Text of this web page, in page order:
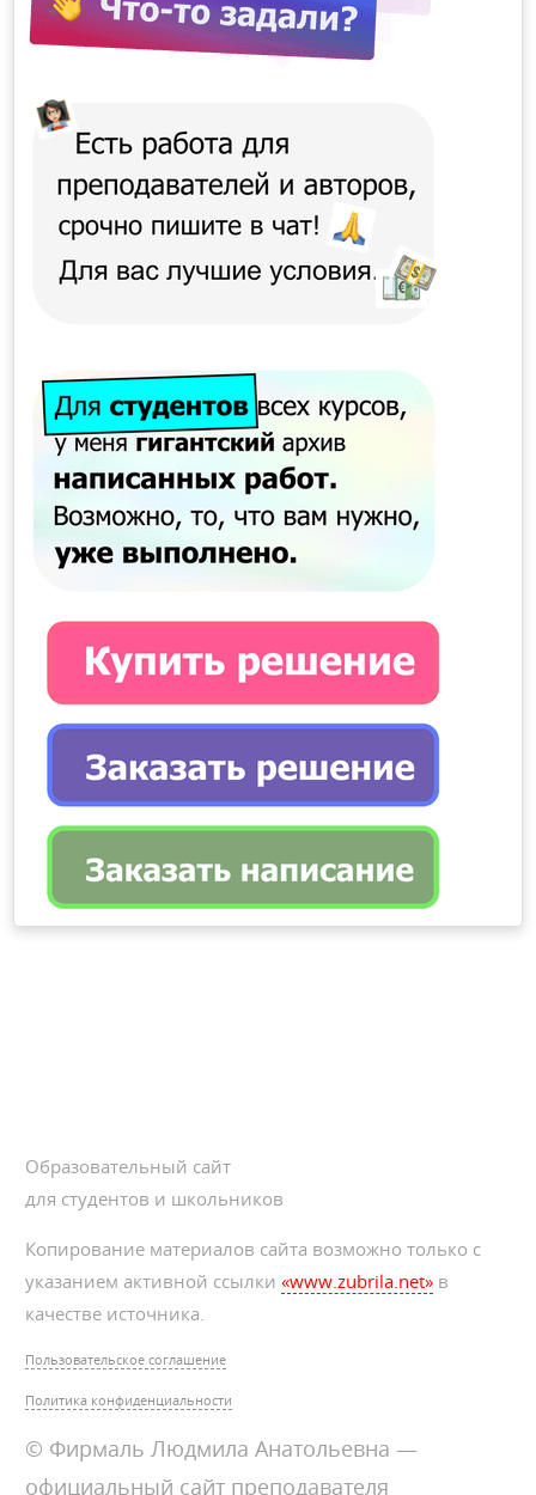
Образовательный сайт
для студентов и школьников
Копирование материалов сайта возможно только с
указанием активной ссылки«www.zubrila.net» в
качестве источника.
Пользовательское соглашение
Политика конфиденциальности
© Фирмаль Людмила Анатольевна —
официальный сайт преподавателя